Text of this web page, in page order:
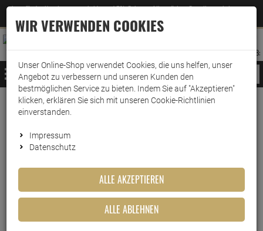
Jetzt für den Newsletter entscheiden und 5% Rabatt auf Ihre nächste Bestellung erhalten
–Zum Newsletter
ANMELDEN
AUFKLAPPEN
MERKZETTEL
WARENKORB:
MENÜ
Weiter einkaufen www.wark24.de Haushaltsreiniger
Grundreinigung
Glasreinigung
Frosch Spiritus Glas-Reiniger 5
Liter
Artikel-Nummer:10011096
WIR VERWENDEN COOKIES
Unser Online-Shop verwendet Cookies, die uns helfen, unser
Angebot zu verbessern und unseren Kunden den
bestmöglichen Service zu bieten. Indem Sie auf "Akzeptieren"
klicken, erklären Sie sich mit unseren Cookie-Richtlinien
einverstanden.
Impressum
Datenschutz
ALLE AKZEPTIEREN
ALLE ABLEHNEN